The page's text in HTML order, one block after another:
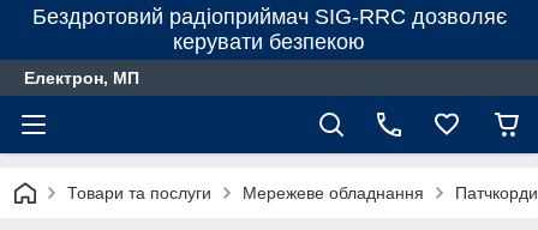
Бездротовий радіоприймач SIG-RRC дозволяє
керувати безпекою
Електрон, МП
Товари та послуги Мережеве обладнання Патчкорди